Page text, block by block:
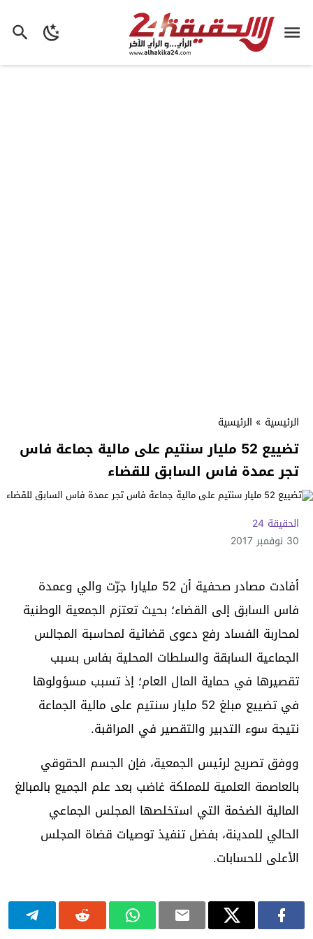
الرئيسية » الرئيسية
تضييع 52 مليار سنتيم على مالية جماعة فاس
تجر عمدة فاس السابق للقضاء
الحقيقة 24
30 نوفمبر 2017
أفادت مصادر صحفية أن 52 مليارا جرّت والي وعمدة
فاس السابق إلى القضاء؛ بحيث تعتزم الجمعية الوطنية
لمحاربة الفساد رفع دعوى قضائية لمحاسبة المجالس
الجماعية السابقة والسلطات المحلية بفاس بسبب
تقصيرها في حماية المال العام؛ إذ تسبب مسؤولوها
في تضييع مبلغ 52 مليار سنتيم على مالية الجماعة
نتيجة سوء التدبير والتقصير في المراقبة.
ووفق تصريح لرئيس الجمعية، فإن الجسم الحقوقي
بالعاصمة العلمية للمملكة غاضب بعد علم الجميع بالمبالغ
المالية الضخمة التي استخلصها المجلس الجماعي
الحالي للمدينة، بفضل تنفيذ توصيات قضاة المجلس
الأعلى للحسابات.